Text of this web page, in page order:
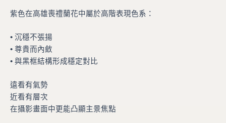
紫色在高雄喪禮蘭花中屬於高階表現色系：
• 沉穩不張揚
• 尊貴而內斂
• 與黑框結構形成穩定對比
遠看有氣勢
近看有層次
在攝影畫面中更能凸顯主景焦點